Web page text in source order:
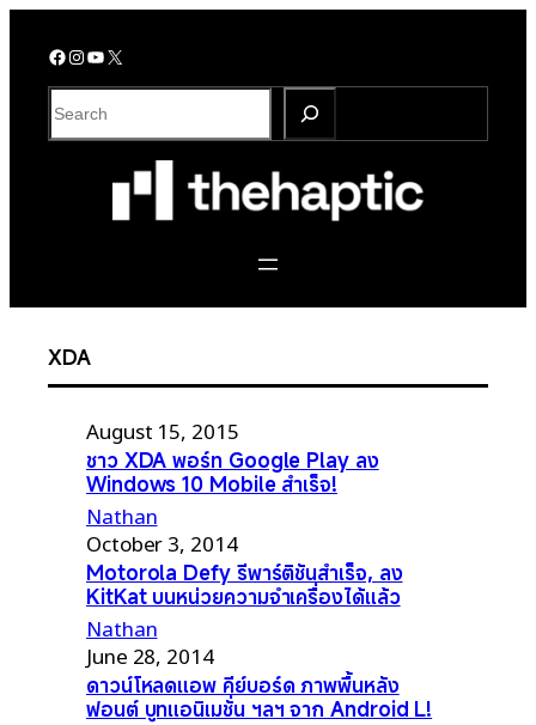
Facebook InstagramYouTube X
S
e
XDA
August 15, 2015
ชาว XDA พอร์ท Google Play ลง
Windows 10 Mobile สำเร็จ!
Nathan
October 3, 2014
Motorola Defy รีพาร์ติชันสำเร็จ, ลง
KitKat บนหน่วยความจำเครื่องได้แล้ว
Nathan
June 28, 2014
ดาวน์โหลดแอพ คีย์บอร์ด ภาพพื้นหลัง
ฟอนต์ บูทแอนิเมชั่น ฯลฯ จาก Android L!